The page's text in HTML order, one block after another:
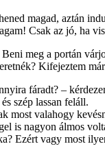
magad, aztán
Csak az jó, ha
meg a portán
Kifejeztem
fáradt? –
szép lassan feláll.
most valahogy
is nagyon álmos
Ezért vagy most